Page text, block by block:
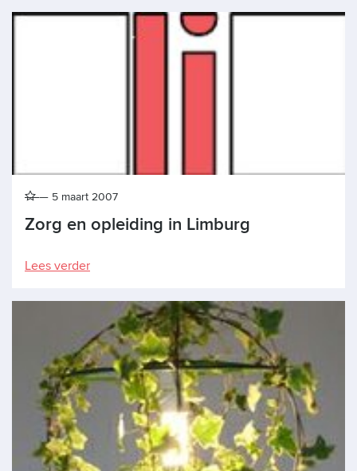
Zorg en opleiding in Limburg
5 maart 2007
Lees verder